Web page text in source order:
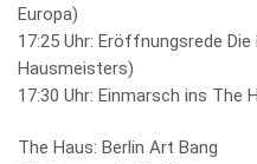
Europa)
17:25 Uhr: Eröffnungsrede
Hausmeisters)
17:30 Uhr: Einmarsch ins The
The Haus: Berlin Art Bang